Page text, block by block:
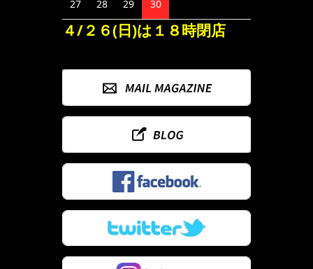
27 28 29 30
４/２６(日)は１８時閉店